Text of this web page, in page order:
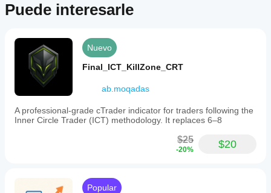
Perfil del indicador
Puede interesarle
Nuevo
Final_ICT_KillZone_CRT
ab.moqadas
A professional-grade cTrader indicator for traders following the
Inner Circle Trader (ICT) methodology. It replaces 6–8
$25
-20% $20
Popular